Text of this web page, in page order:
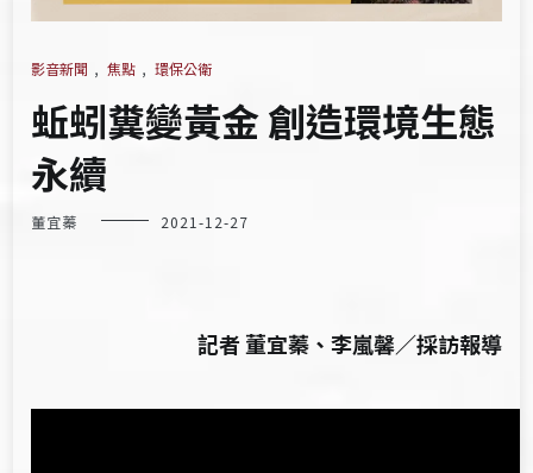
影音新聞 , 焦點 , 環保公衛
蚯蚓糞變黃金 創造環境生態
永續
董宜蓁 2021-12-27
記者 董宜蓁、李嵐馨／採訪報導